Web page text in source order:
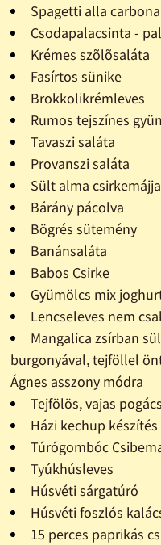
Spagetti alla
Csodapalacsinta -
Krémes szõlõsaláta
Fasírtos sünike
Brokkolikrémleves
Rumos tejszínes
Tavaszi saláta
Provanszi saláta
Sült alma
Bárány pácolva
Bögrés sütemény
Banánsaláta
Babos Csirke
Gyümölcs mix
Lencseleves nem
Mangalica zsírban
burgonyával, tejföllel
Ágnes asszony módra
Tejfölös, vajas
Házi kechup
Túrógombóc
Tyúkhúsleves
Húsvéti sárgatúró
Húsvéti foszlós
15 perces paprikás